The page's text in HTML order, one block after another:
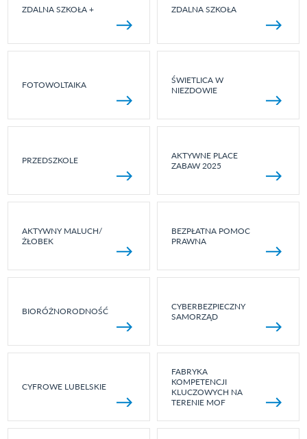
ZDALNA SZKOŁA + ZDALNA SZKOŁA
FOTOWOLTAIKA
ŚWIETLICA W
NIEZDOWIE
PRZEDSZKOLE
AKTYWNE PLACE
ZABAW 2025
AKTYWNY MALUCH/
ŻŁOBEK
BEZPŁATNA POMOC
PRAWNA
BIORÓŻNORODNOŚĆ
CYBERBEZPIECZNY
SAMORZĄD
CYFROWE LUBELSKIE
FABRYKA
KOMPETENCJI
KLUCZOWYCH NA
TERENIE MOF